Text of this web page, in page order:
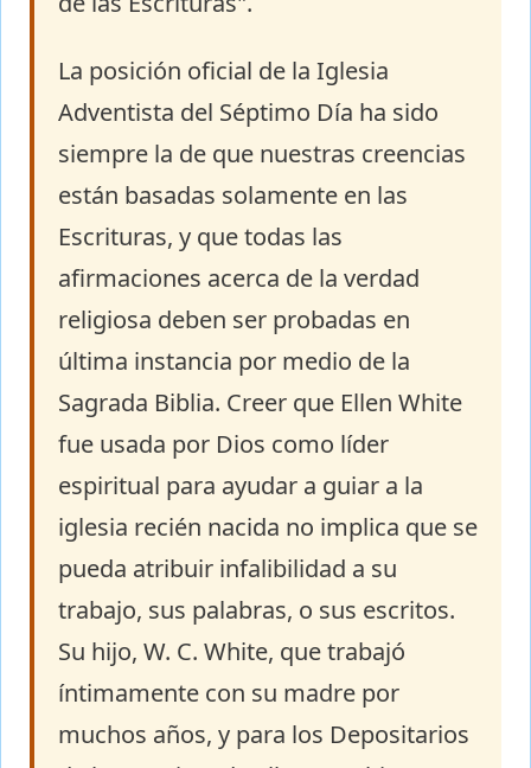
La posición oficial de la Iglesia
Adventista del Séptimo Día ha sido
siempre la de que nuestras creencias
están basadas solamente en las
Escrituras, y que todas las
afirmaciones acerca de la verdad
religiosa deben ser probadas en
última instancia por medio de la
Sagrada Biblia. Creer que Ellen White
fue usada por Dios como líder
espiritual para ayudar a guiar a la
iglesia recién nacida no implica que se
pueda atribuir infalibilidad a su
trabajo, sus palabras, o sus escritos.
Su hijo, W. C. White, que trabajó
íntimamente con su madre por
muchos años, y para los Depositarios